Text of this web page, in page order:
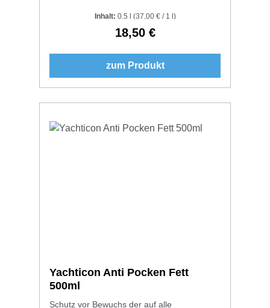
Inhalt: 0.5 l (37,00 € / 1 l)
Regulärer Preis:
18,50 €
zum Produkt
Yachticon Anti Pocken Fett
500ml
Schutz vor Bewuchs der auf alle